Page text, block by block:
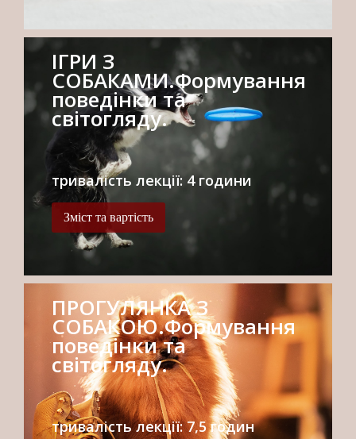
ІГРИ З
СОБАКАМИ.Формування
поведінки та
світогляду.
тривалість лекції: 4 години
Зміст та вартість
ПРОГУЛЯНКА З
СОБАКОЮ.Формування
поведінки та
світогляду.
тривалість лекції: 7,5 годин